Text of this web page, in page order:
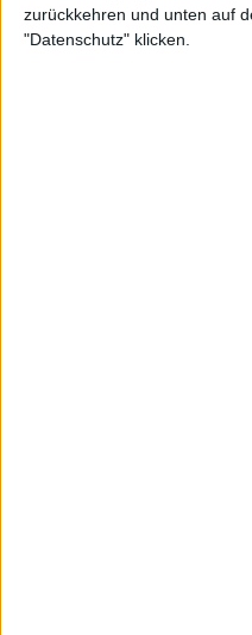
zurückkehren und unten auf
"Datenschutz" klicken.